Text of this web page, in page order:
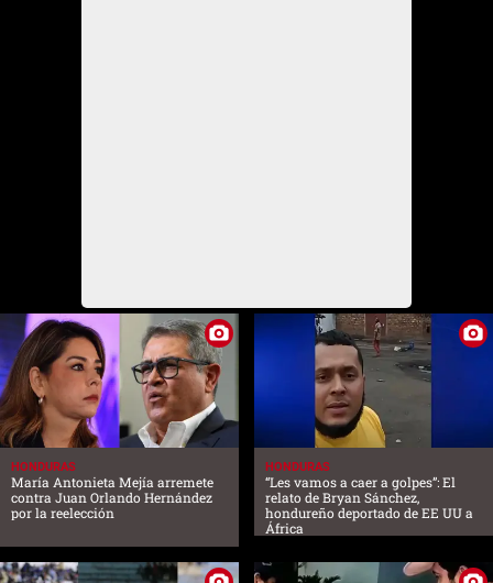
HONDURAS
María Antonieta Mejía arremete
contra Juan Orlando Hernández
por la reelección
HONDURAS
“Les vamos a caer a golpes”: El
relato de Bryan Sánchez,
hondureño deportado de EE UU a
África